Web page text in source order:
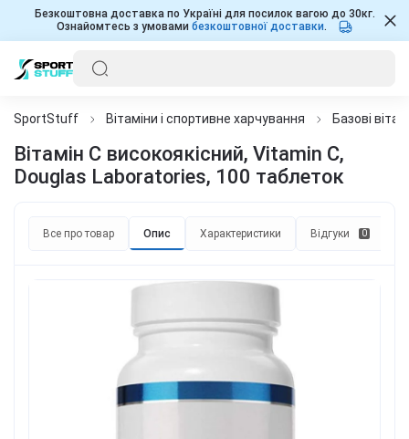
Безкоштовна доставка по Україні для посилок вагою до 30кг.
Ознайомтесь з умовами безкоштовної доставки.
SportStuff Вітаміни і спортивне харчування Базові
Вітамін С високоякісний, Vitamin C,
Douglas Laboratories, 100 таблеток
Все про товар Опис Характеристики Відгуки 0